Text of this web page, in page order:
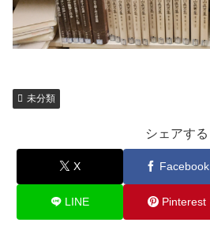
未分類
シェアする
X Facebook
LINE Pinterest